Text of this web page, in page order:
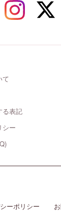
て
る表記
シー
ーポリシー